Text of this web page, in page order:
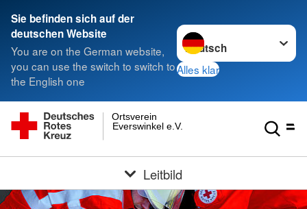
Sie befinden sich auf der
deutschen Website
You are on the German website,
you can use the switch to switch to
the English one
Sprache wechseln zu
Alles klar
Everswinkel e.V.
Ortsverein
Leitbild